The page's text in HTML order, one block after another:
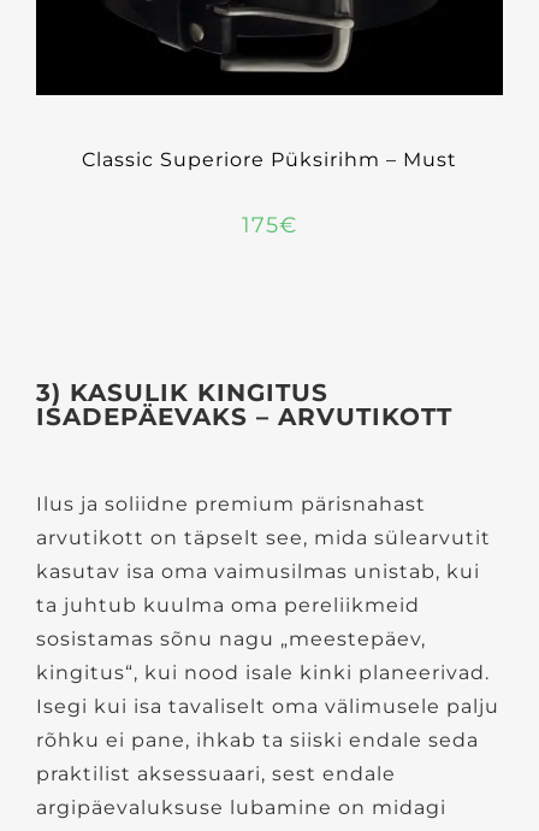
Classic Superiore Püksirihm – Must
175€
3) KASULIK KINGITUS
ISADEPÄEVAKS – ARVUTIKOTT
Ilus ja soliidne premium pärisnahast
arvutikott on täpselt see, mida sülearvutit
kasutav isa oma vaimusilmas unistab, kui
ta juhtub kuulma oma pereliikmeid
sosistamas sõnu nagu „meestepäev,
kingitus“, kui nood isale kinki planeerivad.
Isegi kui isa tavaliselt oma välimusele palju
rõhku ei pane, ihkab ta siiski endale seda
praktilist aksessuaari, sest endale
argipäevaluksuse lubamine on midagi